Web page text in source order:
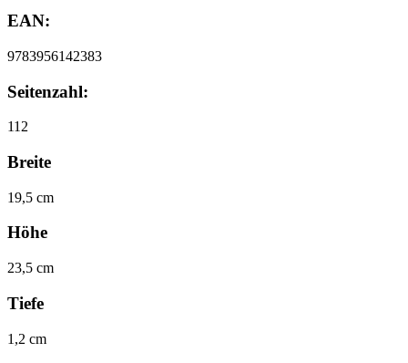
EAN:
9783956142383
Seitenzahl:
112
Breite
19,5 cm
Höhe
23,5 cm
Tiefe
1,2 cm